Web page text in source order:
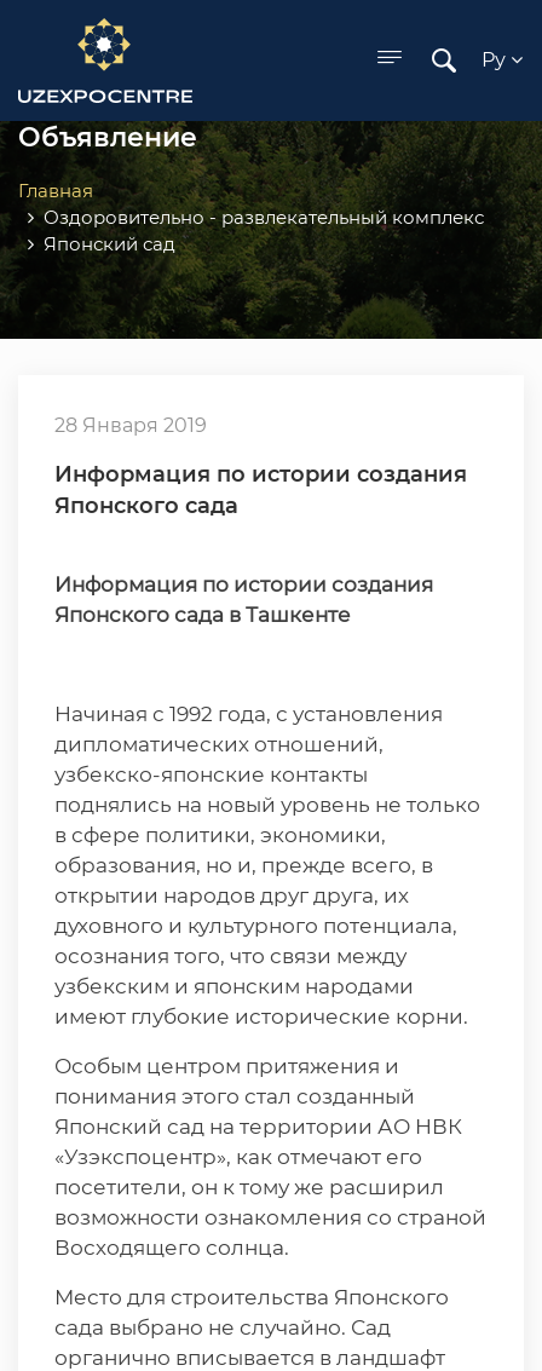
menu
Ру
Объявление
Главная
Оздоровительно - развлекательный комплекс
Японский сад
28 Января 2019
Информация по истории создания
Японского сада
Информация по истории создания
Японского сада в Ташкенте
Начиная с 1992 года, с установления
дипломатических отношений,
узбекско-­японские контакты
поднялись на новый уровень не только
в сфере политики, экономики,
образования, но и, прежде всего, в
открытии народов друг друга, их
духовного и культурного потенциала,
осознания того, что связи между
узбекским и японским народами
имеют глубокие исторические корни.
Особым центром притяжения и
понимания этого стал созданный
Японский сад на территории АО НВК
«Узэкспоцентр», как отмечают его
посетители, он к тому же расширил
возможности ознакомления со страной
Восходящего солнца.
Место для строительства Японского
сада выбрано не случайно. Сад
органично вписывается в ландшафт